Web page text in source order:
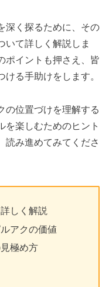
深く探るために、その
いて詳しく解説しま
ポイントも押さえ、皆
る手助けをします。
の位置づけを理解する
を楽しむためのヒント
読み進めてみてくださ
しく解説
アクの価値
極め方